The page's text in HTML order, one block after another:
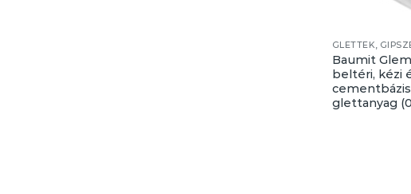
GLETTEK,
Baumit
beltéri, kézi
glettanyag